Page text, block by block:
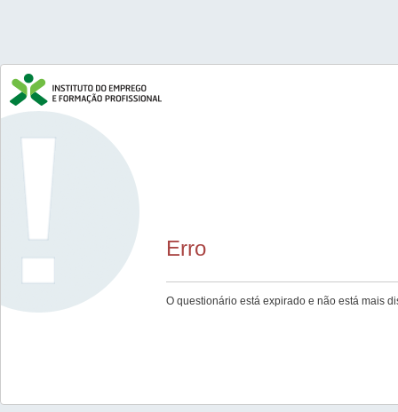
Erro
O questionário está expirado e não está mais